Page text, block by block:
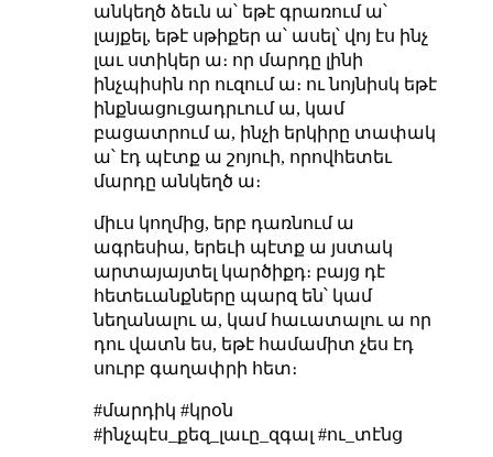
անկեղծ ձեւն ա՝ եթէ գրառում ա՝
լայքել, եթէ սթիքեր ա՝ ասել՝ վոյ էս ինչ
լաւ ստիկեր ա։ որ մարդը լինի
ինչպիսին որ ուզում ա։ ու նոյնիսկ եթէ
ինքնացուցադրւում ա, կամ
բացատրում ա, ինչի երկիրը տափակ
ա՝ էդ պէտք ա շոյուի, որովհետեւ
մարդը անկեղծ ա։
միւս կողմից, երբ դառնում ա
ագրեսիա, երեւի պէտք ա յստակ
արտայայտել կարծիքդ։ բայց դէ
հետեւանքները պարզ են՝ կամ
նեղանալու ա, կամ հաւատալու ա որ
դու վատն ես, եթէ համամիտ չես էդ
սուրբ գաղափրի հետ։
#մարդիկ #կրօն
#ինչպէս_քեզ_լաւը_զգալ #ու_տէնց